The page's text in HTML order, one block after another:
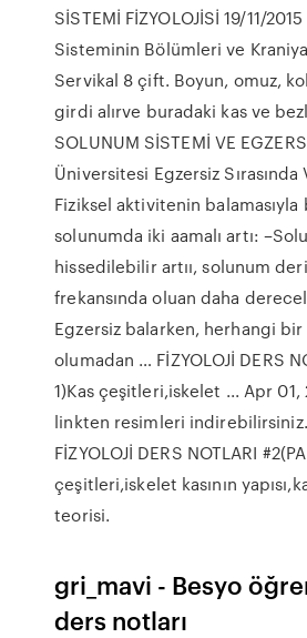
SİSTEMİ FİZYOLOJİSİ 19/11/
Sisteminin Bölümleri ve
Servikal 8 çift. Boyun, omuz,
girdi alırve buradaki kas ve
SOLUNUM SİSTEMİ VE
Üniversitesi Egzersiz Sırasında
Fiziksel aktivitenin
solunumda iki aamalı artı:
hissedilebilir artıı, solunum
frekansında oluan daha
Egzersiz balarken, herhangi bir
olumadan … FİZYOLOJİ DERS
1)Kas çeşitleri,iskelet ... Apr 01,
linkten resimleri
FİZYOLOJİ DERS NOTLARI
çeşitleri,iskelet kasının
teorisi.
gri_mavi - Besyo
ders notları